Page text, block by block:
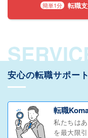
簡単1分 転職
安心の転職サポート
転職
私たちは
を最大限